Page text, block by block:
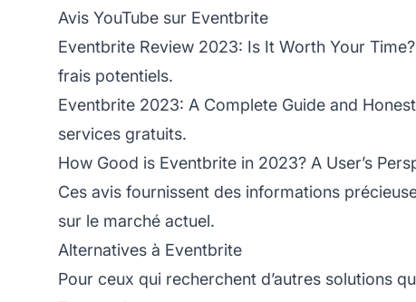
Avis YouTube sur Eventbrite
Eventbrite Review 2023: Is It Worth Your Time?
frais potentiels.
Eventbrite 2023: A Complete Guide and
services gratuits.
How Good is Eventbrite in 2023? A User’s
Ces avis fournissent des informations
sur le marché actuel.
Alternatives à Eventbrite
Pour ceux qui recherchent d’autres solutions